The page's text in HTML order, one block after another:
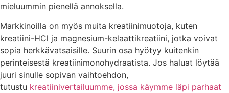
mieluummin pienellä annoksella.
Markkinoilla on myös muita kreatiinimuotoja, kuten
kreatiini-HCl ja magnesium-kelaattikreatiini, jotka voivat
sopia herkkävatsaisille. Suurin osa hyötyy kuitenkin
perinteisestä kreatiinimonohydraatista. Jos haluat löytää
juuri sinulle sopivan vaihtoehdon,
tutustu kreatiinivertailuumme, jossa käymme läpi parhaat